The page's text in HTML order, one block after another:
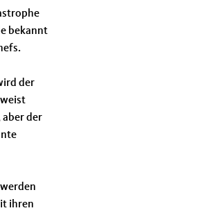
bekannt
der
aber der
ihren